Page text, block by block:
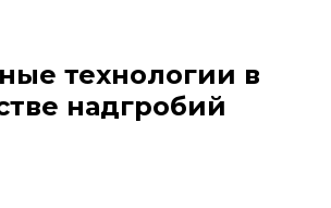
технологии в
надгробий